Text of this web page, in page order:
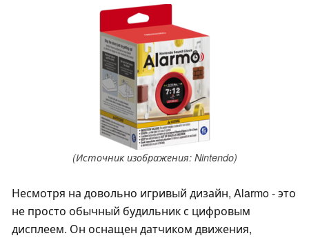
(Источник изображения: Nintendo)
Несмотря на довольно игривый дизайн, Alarmo - это
не просто обычный будильник с цифровым
дисплеем. Он оснащен датчиком движения,